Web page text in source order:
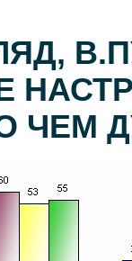
ЧЕМ